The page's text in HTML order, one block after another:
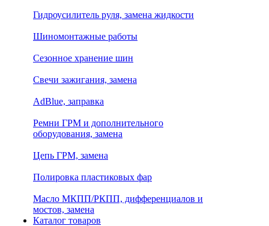
Гидроусилитель руля, замена жидкости
Шиномонтажные работы
Сезонное хранение шин
Свечи зажигания, замена
AdBlue, заправка
Ремни ГРМ и дополнительного
оборудования, замена
Цепь ГРМ, замена
Полировка пластиковых фар
Масло МКПП/РКПП, дифференциалов и
мостов, замена
Каталог товаров